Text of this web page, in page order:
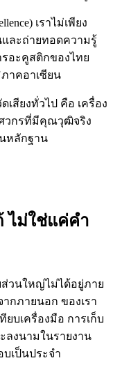
เราไม่เพียง
ละถ่ายทอดความรู้
รอะคูสติกของไทย
าคอาเซียน
เสียงทั่วไป คือ เครื่อง
วกรที่มีคุณวุฒิจริง
หลักฐาน
ไม่ใช่แค่คำ
วนใหญ่ไม่ได้อยู่ภาย
กภายนอก ของเรา
บเครื่องมือ การเก็บ
ลงนามในรายงาน
เป็นประจำ